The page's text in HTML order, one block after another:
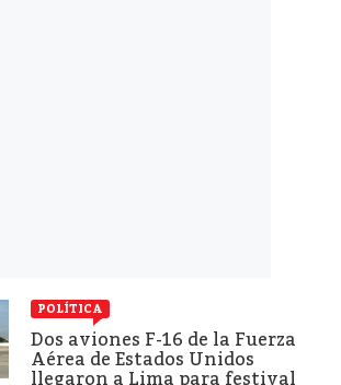
POLÍTICA
Dos aviones F-16 de la Fuerza
Aérea de Estados Unidos
llegaron a Lima para festival